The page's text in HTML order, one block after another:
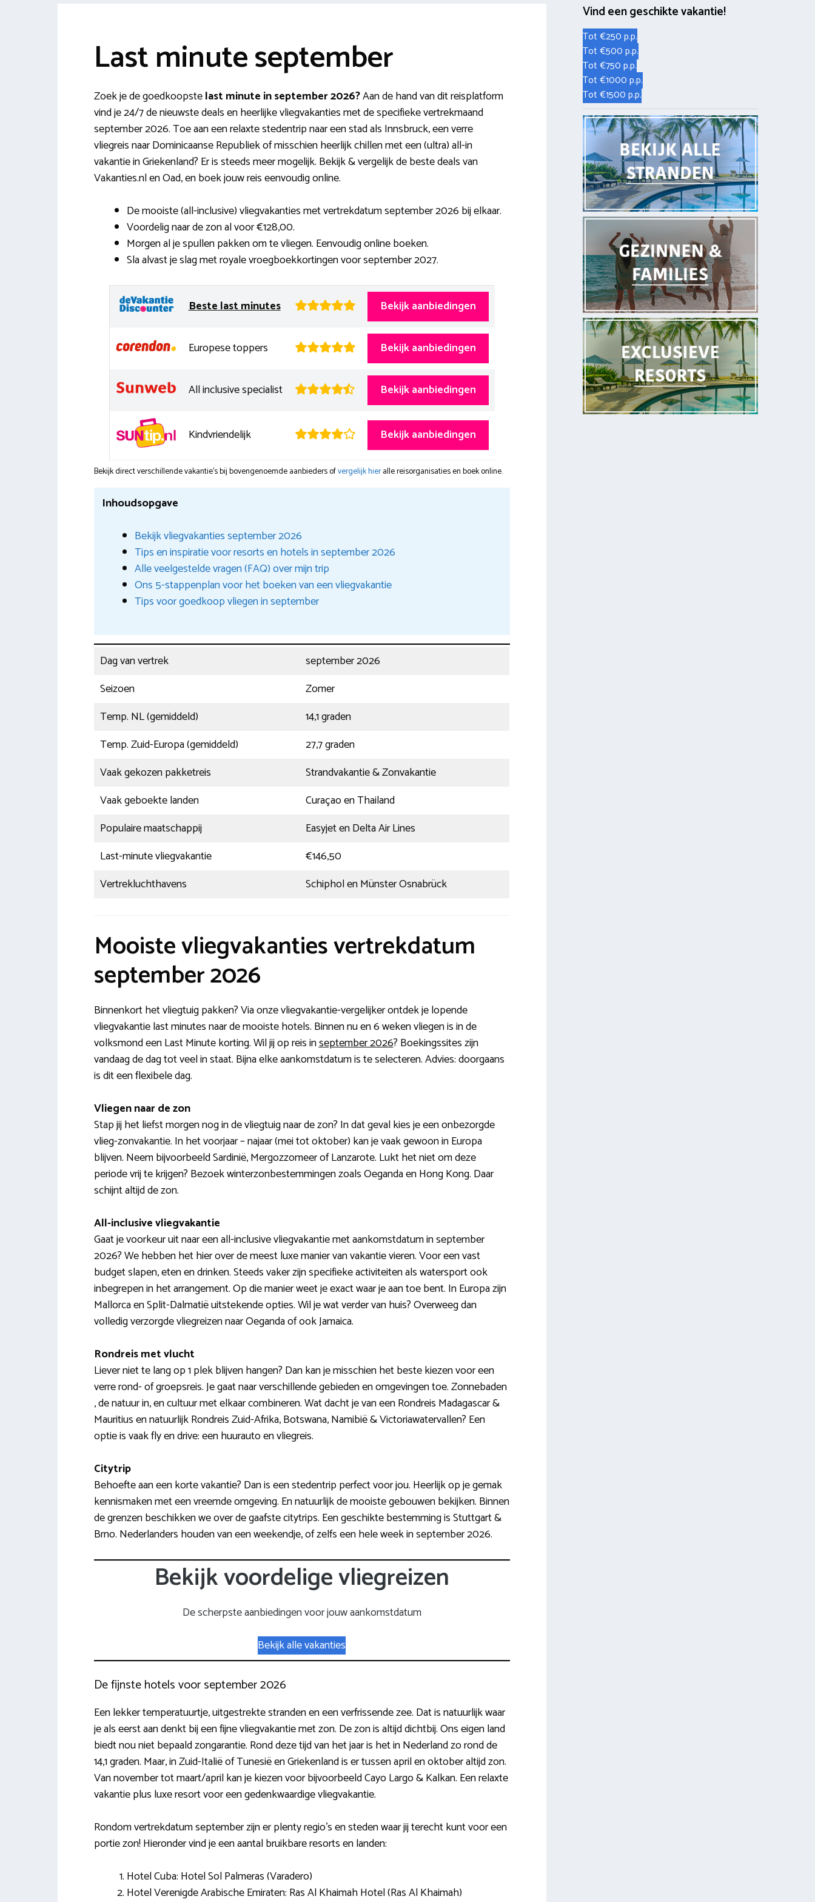
Last minute september
Zoek je de goedkoopstelast minute in september 2026?Aan de hand van dit reisplatform
vind je 24/7 de nieuwste deals en heerlijke vliegvakanties met de specifieke vertrekmaand
september 2026. Toe aan een relaxte stedentrip naar een stad als Innsbruck, een verre
vliegreis naar Dominicaanse Republiek of misschien heerlijk chillen met een (ultra) all-in
vakantie in Griekenland? Er is steeds meer mogelijk. Bekijk & vergelijk de beste deals van
Vakanties.nl en Oad, en boek jouw reis eenvoudig online.
De mooiste (all-inclusive) vliegvakanties met vertrekdatum september 2026 bij elkaar.
Voordelig naar de zon al voor €128,00.
Morgen al je spullen pakken om te vliegen. Eenvoudig online boeken.
Sla alvast je slag met royale vroegboekkortingen voor september 2027.
Beste last minutes Bekijk aanbiedingen
Europese toppers Bekijk aanbiedingen
All inclusive specialist Bekijk aanbiedingen
Kindvriendelijk Bekijk aanbiedingen
Bekijk direct verschillende vakantie's bij bovengenoemde aanbieders ofvergelijk hieralle reisorganisaties en boek online.
Inhoudsopgave
Bekijk vliegvakanties september 2026
Tips en inspiratie voor resorts en hotels in september 2026
Alle veelgestelde vragen (FAQ) over mijn trip
Ons 5-stappenplan voor het boeken van een vliegvakantie
Tips voor goedkoop vliegen in september
Dag van vertrek
september 2026
Seizoen
Zomer
Temp. NL (gemiddeld)
14,1 graden
Temp. Zuid-Europa (gemiddeld)
27,7 graden
Vaak gekozen pakketreis
Strandvakantie & Zonvakantie
Vaak geboekte landen
Curaçao en Thailand
Populaire maatschappij
Easyjet en Delta Air Lines
Last-minute vliegvakantie
€146,50
Vertrekluchthavens
Schiphol en Münster Osnabrück
Mooiste vliegvakanties vertrekdatum
september 2026
Binnenkort het vliegtuig pakken? Via onze vliegvakantie-vergelijker ontdek je lopende
vliegvakantie last minutes naar de mooiste hotels. Binnen nu en 6 weken vliegen is in de
volksmond een Last Minute korting. Wil jij op reis inseptember 2026? Boekingssites zijn
vandaag de dag tot veel in staat. Bijna elke aankomstdatum is te selecteren. Advies: doorgaans
is dit een flexibele dag.
Vliegen naar de zon
Stap jij het liefst morgen nog in de vliegtuig naar de zon? In dat geval kies je een onbezorgde
vlieg-zonvakantie. In het voorjaar – najaar (mei tot oktober) kan je vaak gewoon in Europa
blijven. Neem bijvoorbeeld Sardinië, Mergozzomeer of Lanzarote. Lukt het niet om deze
periode vrij te krijgen? Bezoek winterzonbestemmingen zoals Oeganda en Hong Kong. Daar
schijnt altijd de zon.
All-inclusive vliegvakantie
Gaat je voorkeur uit naar een all-inclusive vliegvakantie met aankomstdatum in september
2026? We hebben het hier over de meest luxe manier van vakantie vieren. Voor een vast
budget slapen, eten en drinken. Steeds vaker zijn specifieke activiteiten als watersport ook
inbegrepen in het arrangement. Op die manier weet je exact waar je aan toe bent. In Europa zijn
Mallorca en Split-Dalmatië uitstekende opties. Wil je wat verder van huis? Overweeg dan
volledig verzorgde vliegreizen naar Oeganda of ook Jamaica.
Rondreis met vlucht
Liever niet te lang op 1 plek blijven hangen? Dan kan je misschien het beste kiezen voor een
verre rond- of groepsreis. Je gaat naar verschillende gebieden en omgevingen toe. Zonnebaden
, de natuur in, en cultuur met elkaar combineren. Wat dacht je van een Rondreis Madagascar &
Mauritius en natuurlijk Rondreis Zuid-Afrika, Botswana, Namibië & Victoriawatervallen? Een
optie is vaak fly en drive: een huurauto en vliegreis.
Citytrip
Behoefte aan een korte vakantie? Dan is een stedentrip perfect voor jou. Heerlijk op je gemak
kennismaken met een vreemde omgeving. En natuurlijk de mooiste gebouwen bekijken. Binnen
de grenzen beschikken we over de gaafste citytrips. Een geschikte bestemming is Stuttgart &
Brno. Nederlanders houden van een weekendje, of zelfs een hele week in september 2026.
Bekijk voordelige vliegreizen
De scherpste aanbiedingen voor jouw aankomstdatum
Bekijk alle vakanties
De fijnste hotels voor september 2026
Een lekker temperatuurtje, uitgestrekte stranden en een verfrissende zee. Dat is natuurlijk waar
je als eerst aan denkt bij een fijne vliegvakantie met zon. De zon is altijd dichtbij. Ons eigen land
biedt nou niet bepaald zongarantie. Rond deze tijd van het jaar is het in Nederland zo rond de
14,1 graden. Maar, in Zuid-Italië of Tunesië en Griekenland is er tussen april en oktober altijd zon.
Van november tot maart/april kan je kiezen voor bijvoorbeeld Cayo Largo & Kalkan. Een relaxte
vakantie plus luxe resort voor een gedenkwaardige vliegvakantie.
Rondom vertrekdatum september zijn er plenty regio’s en steden waar jij terecht kunt voor een
portie zon! Hieronder vind je een aantal bruikbare resorts en landen:
Hotel Cuba: Hotel Sol Palmeras (Varadero)
Hotel Verenigde Arabische Emiraten: Ras Al Khaimah Hotel (Ras Al Khaimah)
Vind een geschikte vakantie!
Tot €250 p.p.
Tot €500 p.p.
Tot €750 p.p.
Tot €1000 p.p.
Tot €1500 p.p.